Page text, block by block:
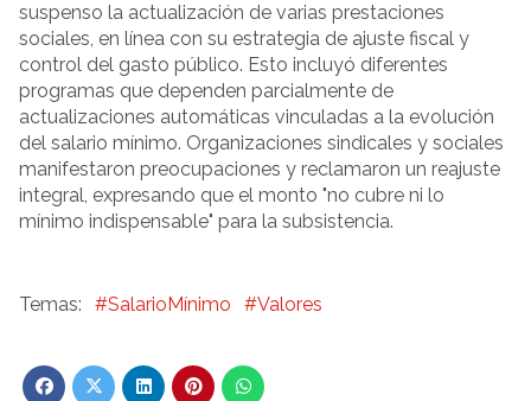
suspenso la actualización de varias prestaciones
sociales, en línea con su estrategia de ajuste fiscal y
control del gasto público. Esto incluyó diferentes
programas que dependen parcialmente de
actualizaciones automáticas vinculadas a la evolución
del salario mínimo. Organizaciones sindicales y sociales
manifestaron preocupaciones y reclamaron un reajuste
integral, expresando que el monto "no cubre ni lo
mínimo indispensable" para la subsistencia.
#SalarioMínimo #Valores